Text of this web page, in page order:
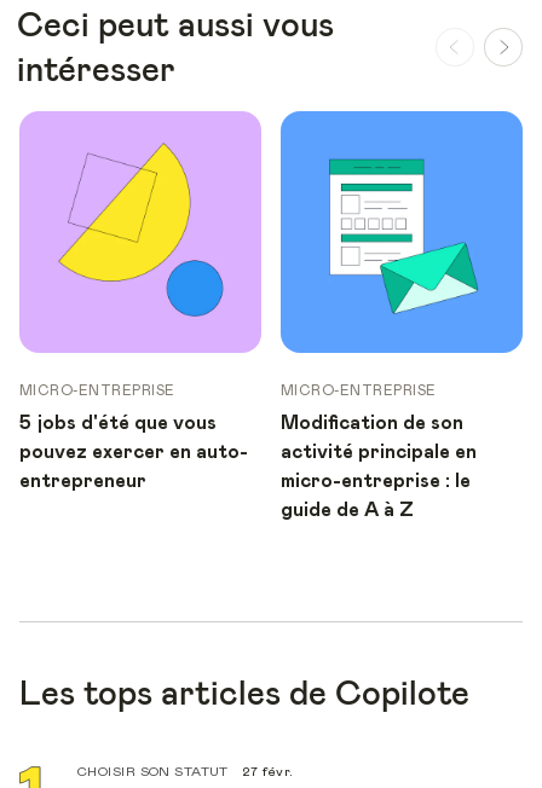
Ceci peut aussi vous
intéresser
MICRO-ENTREPRISE
5 jobs d'été que vous
pouvez exercer en auto-
entrepreneur
MICRO-ENTREPRISE
Modification de son
activité principale en
micro-entreprise : le
guide de A à Z
Les tops articles de Copilote
CHOISIR SON STATUT 27 févr.